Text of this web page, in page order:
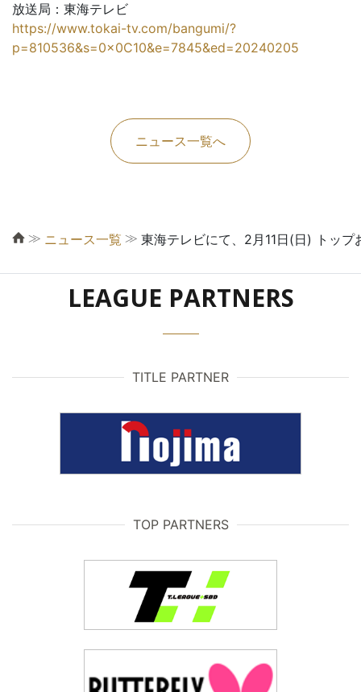
放送局：東海テレビ
https://www.tokai-tv.com/bangumi/?
p=810536&s=0x0C10&e=7845&ed=20240205
ニュース一覧へ
≫ ニュース一覧 ≫ 東海テレビにて、2月11日(日) トッ
LEAGUE PARTNERS
TITLE PARTNER
TOP PARTNERS